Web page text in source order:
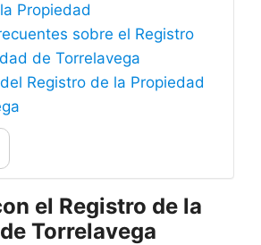
Propiedad
sobre el Registro
de Torrelavega
Registro de la Propiedad
el Registro de la
Torrelavega